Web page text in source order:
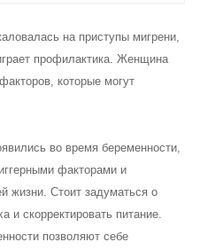
на приступы мигрени,
профилактика. Женщина
которые могут
во время беременности,
факторами и
жизни. Стоит задуматься о
и скорректировать питание.
позволяют себе